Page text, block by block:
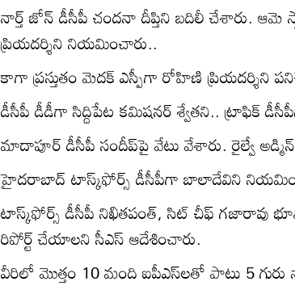
నార్త్ జోన్ డీసీపీ చందనా దీప్తిని బదిలీ చేశారు.
ప్రియదర్శిని నియమించారు..
కాగా ప్రస్తుతం మెదక్ ఎస్పీగా రోహిణి ప్రియదర్శిని
డీసీపీ డీడీగా సిద్దిపేట కమిషనర్ శ్వేతని.. ట్రాఫిక్‌
మాదాపూర్ డీసీపీ సందీప్‌పై వేటు వేశారు. రైల్వే
హైదరాబాద్ టాస్క్‌ఫోర్స్ డీసీపీగా బాలాదేవిని
టాస్క్‌ఫోర్స్ డీసీపీ నిఖితపంత్, సిట్‌ చీఫ్‌ గజారావు
రిపోర్ట్‌ చేయాలని సీఎస్ ఆదేశించారు.
వీరిలో మొత్తం 10 మంది ఐపీఎస్‌లతో పాటు 5